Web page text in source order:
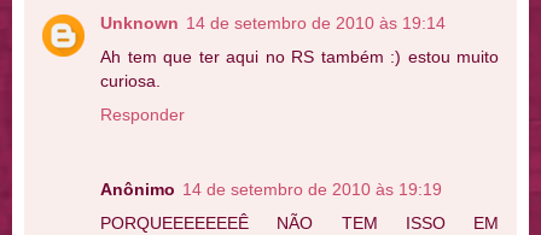
Unknown 14 de setembro de 2010 às 19:14
Ah tem que ter aqui no RS também :) estou muito
curiosa.
Responder
Anônimo 14 de setembro de 2010 às 19:19
PORQUEEEEEEEÊ NÃO TEM ISSO EM